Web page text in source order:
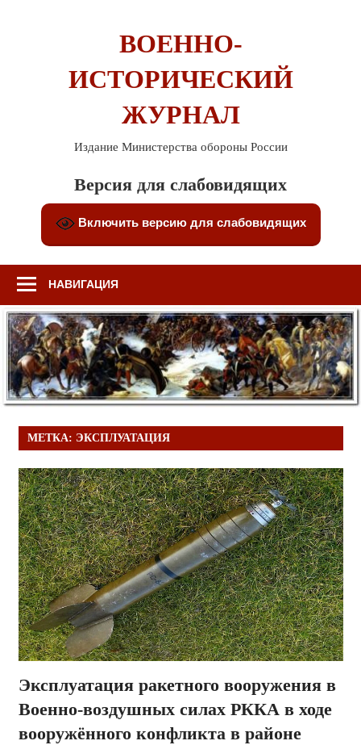
ВОЕННО-
ИСТОРИЧЕСКИЙ
ЖУРНАЛ
Издание Министерства обороны России
Версия для слабовидящих
Включить версию для слабовидящих
НАВИГАЦИЯ
МЕТКА: ЭКСПЛУАТАЦИЯ
Эксплуатация ракетного вооружения в
Военно-воздушных силах РККА в ходе
вооружённого конфликта в районе